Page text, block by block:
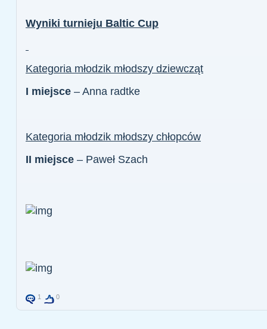
Wyniki turnieju Baltic Cup
Kategoria młodzik młodszy dziewcząt
I miejsce – Anna radtke
Kategoria młodzik młodszy chłopców
II miejsce – Paweł Szach
1 0